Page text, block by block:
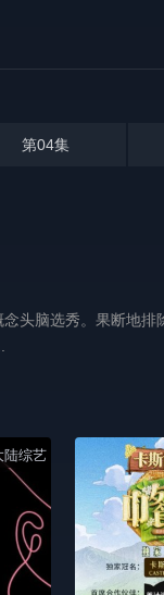
第04集
头脑选秀。果断地
陆综艺